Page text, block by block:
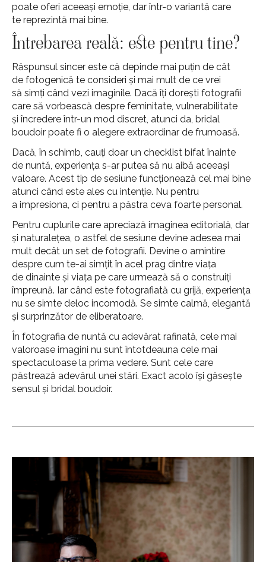
poate oferi aceeași emoție, dar într-o variantă care
te reprezintă mai bine.
Întrebarea reală: este pentru tine?
Răspunsul sincer este că depinde mai puțin de cât
de fotogenică te consideri și mai mult de ce vrei
să simți când vezi imaginile. Dacă îți dorești fotografii
care să vorbească despre feminitate, vulnerabilitate
și încredere într-un mod discret, atunci da, bridal
boudoir poate fi o alegere extraordinar de frumoasă.
Dacă, în schimb, cauți doar un checklist bifat înainte
de nuntă, experiența s-ar putea să nu aibă aceeași
valoare. Acest tip de sesiune funcționează cel mai bine
atunci când este ales cu intenție. Nu pentru
a impresiona, ci pentru a păstra ceva foarte personal.
Pentru cuplurile care apreciază imaginea editorială, dar
și naturalețea, o astfel de sesiune devine adesea mai
mult decât un set de fotografii. Devine o amintire
despre cum te-ai simțit în acel prag dintre viața
de dinainte și viața pe care urmează să o construiți
împreună. Iar când este fotografiată cu grijă, experiența
nu se simte deloc incomodă. Se simte calmă, elegantă
și surprinzător de eliberatoare.
În fotografia de nuntă cu adevărat rafinată, cele mai
valoroase imagini nu sunt întotdeauna cele mai
spectaculoase la prima vedere. Sunt cele care
păstrează adevărul unei stări. Exact acolo își găsește
sensul și bridal boudoir.